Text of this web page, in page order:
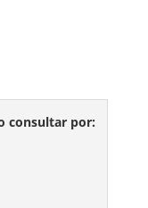
consultar por: